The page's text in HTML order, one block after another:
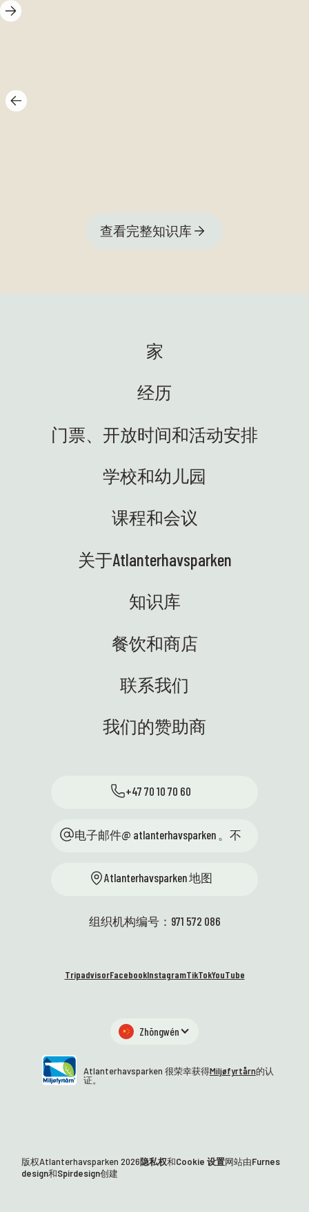
查看完整知识库
家
经历
门票、开放时间和活动安排
学校和幼儿园
课程和会议
关于Atlanterhavsparken
知识库
餐饮和商店
联系我们
我们的赞助商
+47 70 10 70 60
电子邮件@ atlanterhavsparken 。不
Atlanterhavsparken 地图
组织机构编号：971 572 086
TripadvisorFacebookInstagramTikTokYouTube
Zhōngwén
Atlanterhavsparken 很荣幸获得Miljøfyrtårn的认
证。
版权Atlanterhavsparken2026隐私权和Cookie 设置网站由Furnes
design和Spirdesign创建